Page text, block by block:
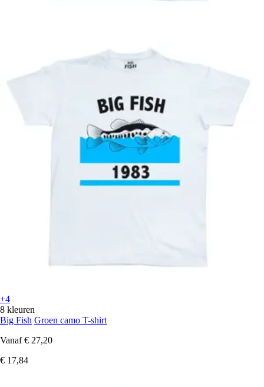
+4
8 kleuren
Big Fish Groen camo T-shirt
Vanaf € 27,20
€ 17,84